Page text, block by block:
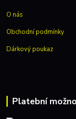
O nás
Obchodní podmínky
Dárkový poukaz
Platební